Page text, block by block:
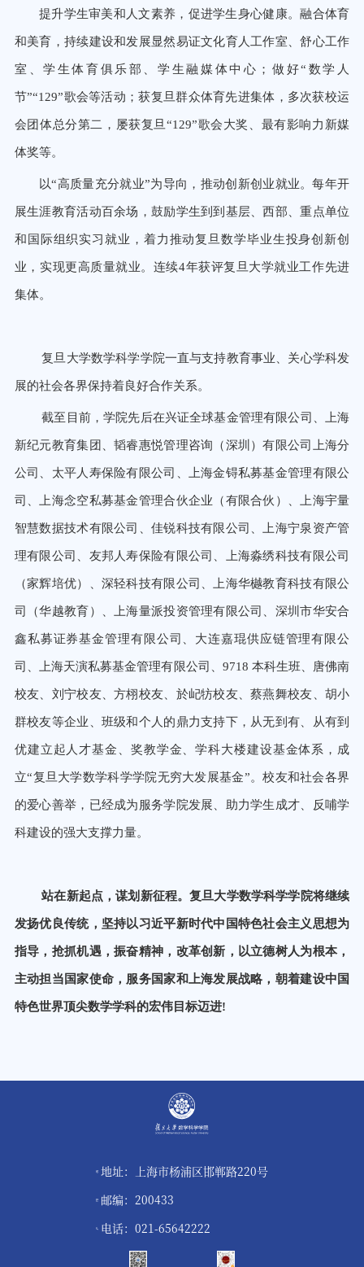
提升学生审美和人文素养，促进学生身心健康。融合体育
和美育，持续建设和发展显然易证文化育人工作室、舒心工作
室、学生体育俱乐部、学生融媒体中心；做好“数学人
节”“129”歌会等活动；获复旦群众体育先进集体，多次获校运
会团体总分第二，屡获复旦“129”歌会大奖、最有影响力新媒
体奖等。
以“高质量充分就业”为导向，推动创新创业就业。每年开
展生涯教育活动百余场，鼓励学生到到基层、西部、重点单位
和国际组织实习就业，着力推动复旦数学毕业生投身创新创
业，实现更高质量就业。连续4年获评复旦大学就业工作先进
集体。
复旦大学数学科学学院一直与支持教育事业、关心学科发
展的社会各界保持着良好合作关系。
截至目前，学院先后在兴证全球基金管理有限公司、上海
新纪元教育集团、韬睿惠悦管理咨询（深圳）有限公司上海分
公司、太平人寿保险有限公司、上海金锝私募基金管理有限公
司、上海念空私募基金管理合伙企业（有限合伙）、上海宇量
智慧数据技术有限公司、佳锐科技有限公司、上海宁泉资产管
理有限公司、友邦人寿保险有限公司、上海淼绣科技有限公司
（家辉培优）、深轻科技有限公司、上海华樾教育科技有限公
司（华越教育）、上海量派投资管理有限公司、深圳市华安合
鑫私募证券基金管理有限公司、大连嘉琨供应链管理有限公
司、上海天演私募基金管理有限公司、 9718 本科生班、 唐佛南
校友、刘宁校友、方栩校友、於屺牥校友、蔡燕舞校友、胡小
群校友等企业、班级和个人的鼎力支持下，从无到有、 从有到
优建立起人才基金、奖教学金、学科大楼建设基金体系，成
立“复旦大学数学科学学院无穷大发展基金”。校友和社会各界
的爱心善举，已经成为服务学院发展、助力学生成才、反哺学
科建设的强大支撑力量。
站在新起点，谋划新征程。复旦大学数学科学学院将继续
发扬优良传统，坚持以习近平新时代中国特色社会主义思想为
指导，抢抓机遇，振奋精神，改革创新，以立德树人为根本，
主动担当国家使命，服务国家和上海发展战略，朝着建设中国
特色世界顶尖数学学科的宏伟目标迈进!
地址：上海市杨浦区邯郸路220号
邮编：200433
电话：021-65642222